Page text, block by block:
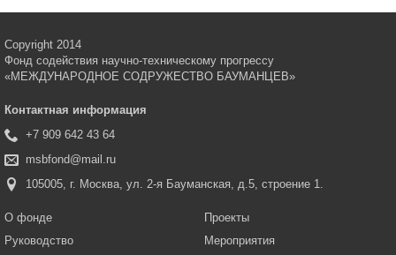
Copyright 2014
Фонд содействия научно-техническому прогрессу
«МЕЖДУНАРОДНОЕ СОДРУЖЕСТВО БАУМАНЦЕВ»
Контактная информация
+7 909 642 43 64
msbfond@mail.ru
105005, г. Москва, ул. 2-я Бауманская, д.5, строение 1.
О фонде
Руководство
Проекты
Мероприятия